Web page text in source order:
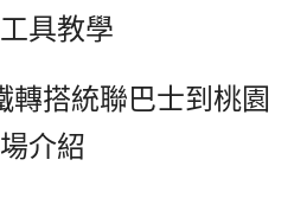
具教學
轉搭統聯巴士到桃園
介紹